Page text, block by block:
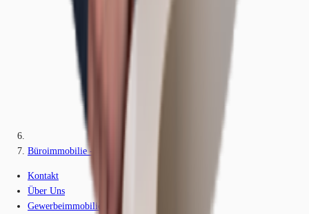
Büroimmobilie - Bonn, Endenich - K1589
Kontakt
Über Uns
Gewerbeimmobilien-Lexikon